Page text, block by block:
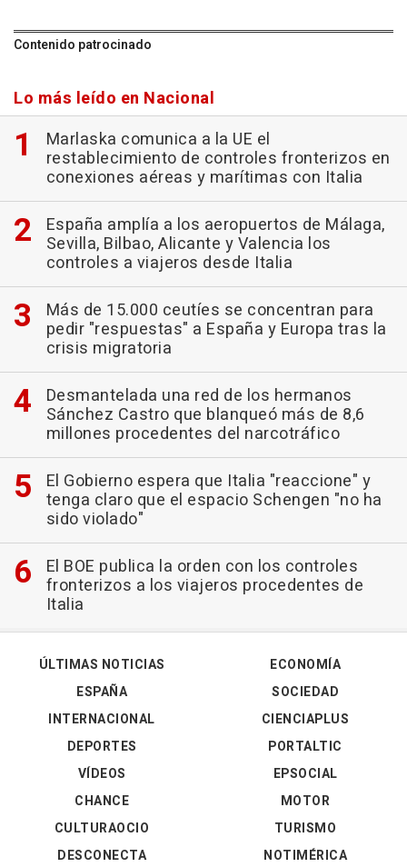
Contenido patrocinado
Lo más leído en Nacional
Marlaska comunica a la UE el
restablecimiento de controles fronterizos en
conexiones aéreas y marítimas con Italia
España amplía a los aeropuertos de Málaga,
Sevilla, Bilbao, Alicante y Valencia los
controles a viajeros desde Italia
Más de 15.000 ceutíes se concentran para
pedir "respuestas" a España y Europa tras la
crisis migratoria
Desmantelada una red de los hermanos
Sánchez Castro que blanqueó más de 8,6
millones procedentes del narcotráfico
El Gobierno espera que Italia "reaccione" y
tenga claro que el espacio Schengen "no ha
sido violado"
El BOE publica la orden con los controles
fronterizos a los viajeros procedentes de
Italia
ÚLTIMAS NOTICIAS
ESPAÑA
INTERNACIONAL
DEPORTES
VÍDEOS
ECONOMÍA
SOCIEDAD
CIENCIAPLUS
PORTALTIC
EPSOCIAL
CHANCE
CULTURAOCIO
DESCONECTA
MOTOR
TURISMO
NOTIMÉRICA